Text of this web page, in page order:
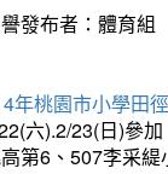
發布者：體育組
年桃園市小學田
六).2/23(日)參
第6、507李采